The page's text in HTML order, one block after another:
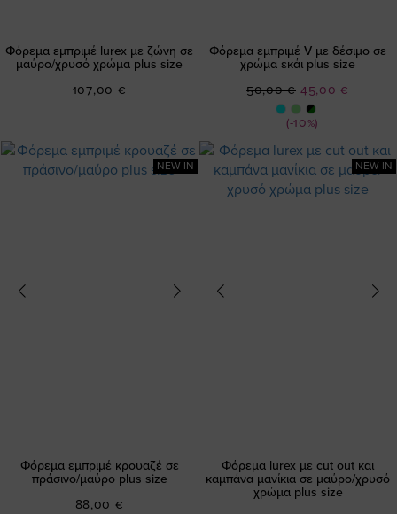
Φόρεμα εμπριμέ lurex με ζώνη σε
μαύρο/χρυσό χρώμα plus size
107,00 €
Φόρεμα εμπριμέ V με δέσιμο σε
χρώμα εκάι plus size
(-10%)
Ειδική
Τιμή
45,00 €
50,00 €
NEW IN
Φόρεμα εμπριμέ κρουαζέ σε
πράσινο/μαύρο plus size
88,00 €
NEW IN
Φόρεμα lurex με cut out και
καμπάνα μανίκια σε μαύρο/χρυσό
χρώμα plus size